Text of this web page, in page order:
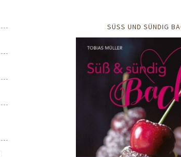
SÜSS UND SÜNDIG